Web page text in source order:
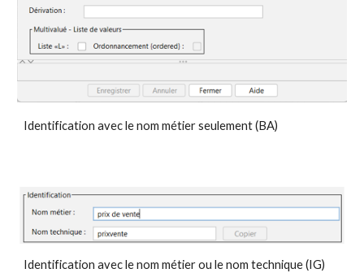
Identification avec le nom métier seulement (BA)
Identification avec le nom métier ou le nom technique (IG)